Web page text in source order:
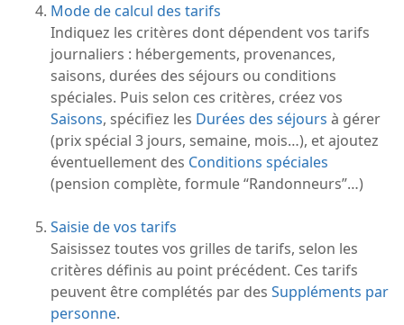
Mode de calcul des tarifs
Indiquez les critères dont dépendent vos tarifs
journaliers : hébergements, provenances,
saisons, durées des séjours ou conditions
spéciales. Puis selon ces critères, créez vos
Saisons, spécifiez les Durées des séjours à gérer
(prix spécial 3 jours, semaine, mois…), et ajoutez
éventuellement des Conditions spéciales
(pension complète, formule “Randonneurs”…)
Saisie de vos tarifs
Saisissez toutes vos grilles de tarifs, selon les
critères définis au point précédent. Ces tarifs
peuvent être complétés par des Suppléments par
personne.